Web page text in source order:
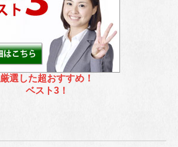
厳選した超おすすめ！
ベスト3！